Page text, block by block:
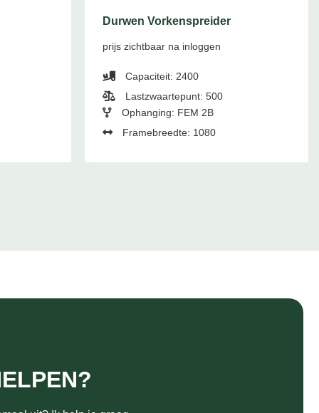
Durwen Vorkenspreider
prijs zichtbaar na inloggen
Capaciteit: 2400
Lastzwaartepunt: 500
Ophanging: FEM 2B
Framebreedte: 1080